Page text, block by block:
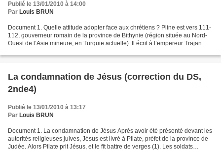
Publié le 13/01/2010 à 14:00
Par Louis BRUN
Document 1. Quelle attitude adopter face aux chrétiens ? Pline est vers 111-
112, gouverneur romain de la province de Bithynie (région située au Nord-
Ouest de l’Asie mineure, en Turquie actuelle). Il écrit à l’empereur Trajan
La condamnation de Jésus (correction du DS,
2nde4)
Publié le 13/01/2010 à 13:17
Par Louis BRUN
Document 1. La condamnation de Jésus Après avoir été présenté devant les
autorités religieuses juives, Jésus est livré à Pilate, préfet de la province de
Judée. Alors Pilate prit Jésus, et le fit battre de verges (1). Les soldats